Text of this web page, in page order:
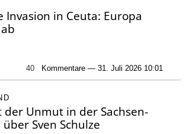
Invasion in Ceuta: Europa
40 Kommentare — 31. Juli 2026 10:01
der Unmut in der Sachsen-
Sven Schulze